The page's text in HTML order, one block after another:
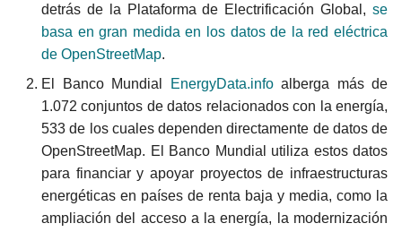
detrás de la Plataforma de Electrificación Global, se
basa en gran medida en los datos de la red eléctrica
de OpenStreetMap.
El Banco Mundial
EnergyData.infoalberga más de
1.072 conjuntos de datos relacionados con la energía,
533 de los cuales dependen directamente de datos de
OpenStreetMap. El Banco Mundial utiliza estos datos
para financiar y apoyar proyectos de infraestructuras
energéticas en países de renta baja y media, como la
ampliación del acceso a la energía, la modernización